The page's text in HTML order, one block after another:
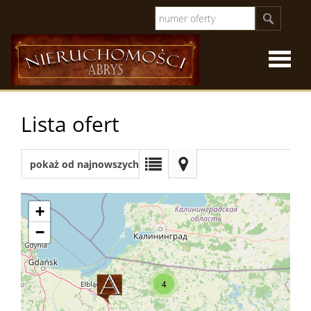
O
Oferty
Oferty
Lista ofert
pokaż od najnowszych
4
+
−